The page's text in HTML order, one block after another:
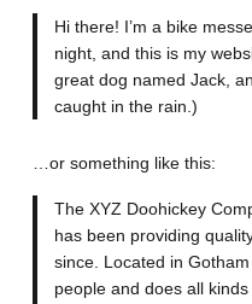
Hi there! I’m a bike
night, and this is my
great dog named Jack,
caught in the rain.)
…or something like this:
The XYZ Doohickey
has been providing
since. Located in
people and does all